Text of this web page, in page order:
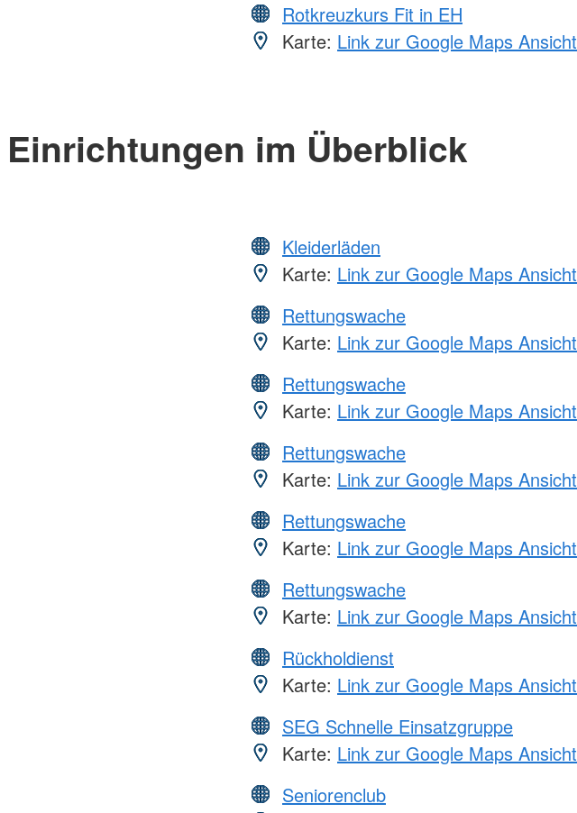
Rotkreuzkurs Fit in EH
Karte: Link zur Google Maps Ansicht
Einrichtungen im Überblick
Kleiderläden
Karte: Link zur Google Maps Ansicht
Rettungswache
Karte: Link zur Google Maps Ansicht
Rettungswache
Karte: Link zur Google Maps Ansicht
Rettungswache
Karte: Link zur Google Maps Ansicht
Rettungswache
Karte: Link zur Google Maps Ansicht
Rettungswache
Karte: Link zur Google Maps Ansicht
Rückholdienst
Karte: Link zur Google Maps Ansicht
SEG Schnelle Einsatzgruppe
Karte: Link zur Google Maps Ansicht
Seniorenclub